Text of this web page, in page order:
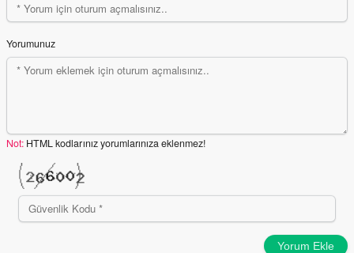
Yorumunuz
Not: HTML kodlarınız yorumlarınıza eklenmez!
Yorum Ekle